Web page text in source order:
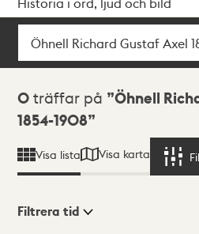
Sök
Sökresultat
0 träffar på
Öhnell
1854-1908
Visa lista Visa karta
Filtrera tid